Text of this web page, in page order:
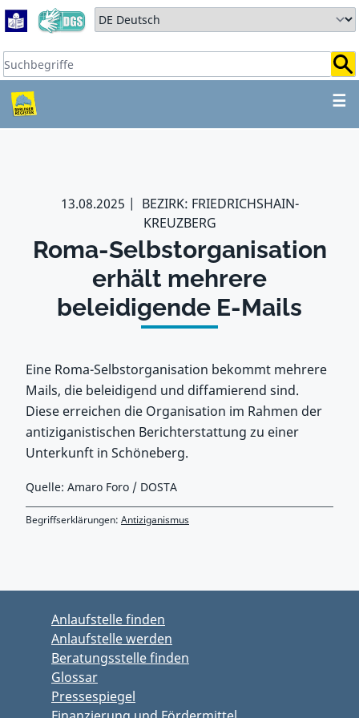
Zum Hauptbereich springen
Zum Hauptmenü springen
Sprache auswählen:
Suchbegriffe:
☰
ZUM HAUPTBEREICH
13.08.2025
BEZIRK: FRIEDRICHSHAIN-
KREUZBERG
Roma-Selbstorganisation
erhält mehrere
beleidigende E-Mails
Eine Roma-Selbstorganisation bekommt mehrere
Mails, die beleidigend und diffamierend sind.
Diese erreichen die Organisation im Rahmen der
antiziganistischen Berichterstattung zu einer
Unterkunft in Schöneberg.
Quelle: Amaro Foro / DOSTA
Begriffserklärungen: Antiziganismus
Anlaufstelle finden
Anlaufstelle werden
Beratungsstelle finden
Glossar
Pressespiegel